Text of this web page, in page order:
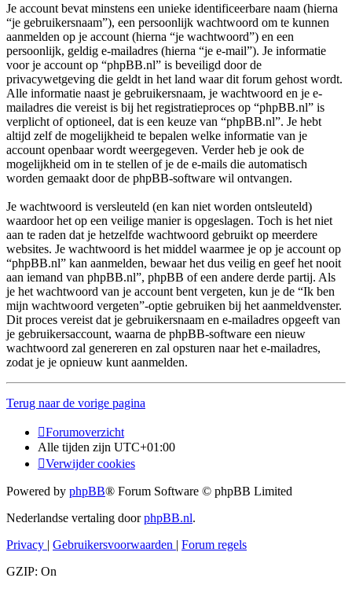
Je account bevat minstens een unieke identificeerbare naam (hierna
“je gebruikersnaam”), een persoonlijk wachtwoord om te kunnen
aanmelden op je account (hierna “je wachtwoord”) en een
persoonlijk, geldig e-mailadres (hierna “je e-mail”). Je informatie
voor je account op “phpBB.nl” is beveiligd door de
privacywetgeving die geldt in het land waar dit forum gehost wordt.
Alle informatie naast je gebruikersnaam, je wachtwoord en je e-
mailadres die vereist is bij het registratieproces op “phpBB.nl” is
verplicht of optioneel, dat is een keuze van “phpBB.nl”. Je hebt
altijd zelf de mogelijkheid te bepalen welke informatie van je
account openbaar wordt weergegeven. Verder heb je ook de
mogelijkheid om in te stellen of je de e-mails die automatisch
worden gemaakt door de phpBB-software wil ontvangen.
Je wachtwoord is versleuteld (en kan niet worden ontsleuteld)
waardoor het op een veilige manier is opgeslagen. Toch is het niet
aan te raden dat je hetzelfde wachtwoord gebruikt op meerdere
websites. Je wachtwoord is het middel waarmee je op je account op
“phpBB.nl” kan aanmelden, bewaar het dus veilig en geef het nooit
aan iemand van phpBB.nl”, phpBB of een andere derde partij. Als
je het wachtwoord van je account bent vergeten, kun je de “Ik ben
mijn wachtwoord vergeten”-optie gebruiken bij het aanmeldvenster.
Dit proces vereist dat je gebruikersnaam en e-mailadres opgeeft van
je gebruikersaccount, waarna de phpBB-software een nieuw
wachtwoord zal genereren en zal opsturen naar het e-mailadres,
zodat je je opnieuw kunt aanmelden.
Terug naar de vorige pagina
Forumoverzicht
Alle tijden zijn UTC+01:00
Verwijder cookies
Powered by phpBB® Forum Software © phpBB Limited
Nederlandse vertaling doorphpBB.nl.
Privacy | Gebruikersvoorwaarden | Forum regels
GZIP: On